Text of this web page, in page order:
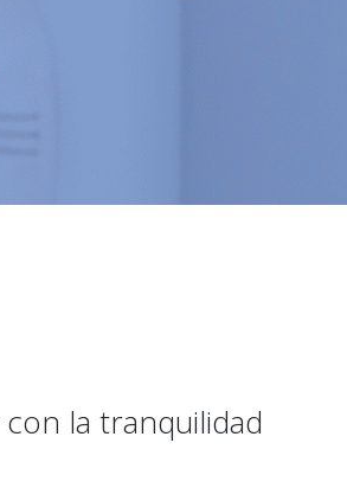
la tranquilidad